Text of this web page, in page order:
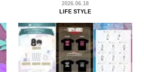
2026.06.18
LIFE STYLE